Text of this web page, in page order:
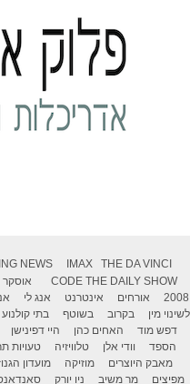
NEWS IMAX
THE DA VINCI
CODE THE DAILY SHOW אוסקר 2005
2008
אורחים אינטרנט אנג לי
לשינוי מין
בקרוב בשוטף בתי קולנוע
דפש מוד
האחים כהן היי דפינישן
הספד
וודי אלן טלוויזיה טעויות
מאבק היוצרים
מוזיקה מועדון
מפיצים
מר משיב ניו יורק